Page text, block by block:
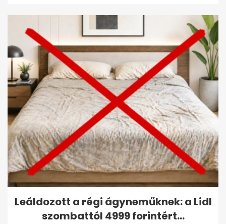
Leáldozott a régi ágyneműknek: a Lidl
szombattól 4999 forintért...